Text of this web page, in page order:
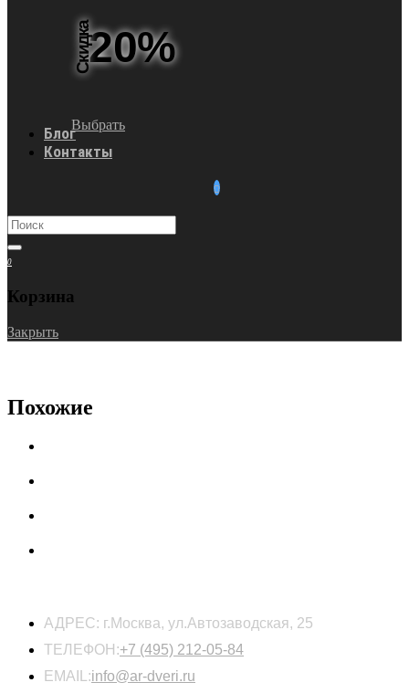
Скидка20%
Выбрать
Блог
Контакты
0
Корзина
Закрыть
Похожие
АДРЕС: г.Москва, ул.Автозаводская, 25
ТЕЛЕФОН:+7 (495) 212-05-84
EMAIL:info@ar-dveri.ru